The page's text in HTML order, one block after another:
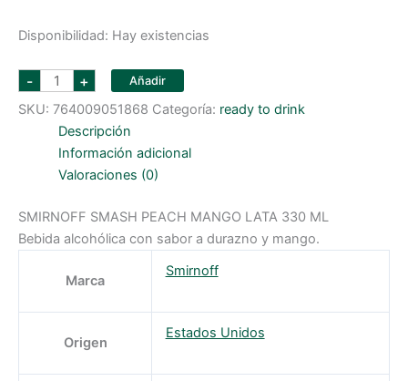
Disponibilidad: Hay existencias
- SMIRNOFF
SMASH
PEACH
MANGO
LATA
330
+ Añadir
SKU: 764009051868 Categoría: ready to drink
Descripción
Información adicional
Valoraciones (0)
SMIRNOFF SMASH PEACH MANGO LATA 330 ML
Bebida alcohólica con sabor a durazno y mango.
Marca
Smirnoff
Origen
Estados Unidos